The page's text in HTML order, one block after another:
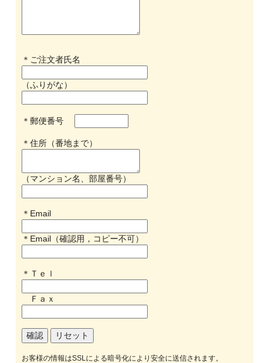
＊ご注文者氏名
（ふりがな）
＊郵便番号
＊住所（番地まで）
（マンション名、部屋番号）
＊Email
＊Email（確認用，コピー不可）
＊Ｔｅｌ
Ｆａｘ
お客様の情報はSSLによる暗号化により安全に送信されます。